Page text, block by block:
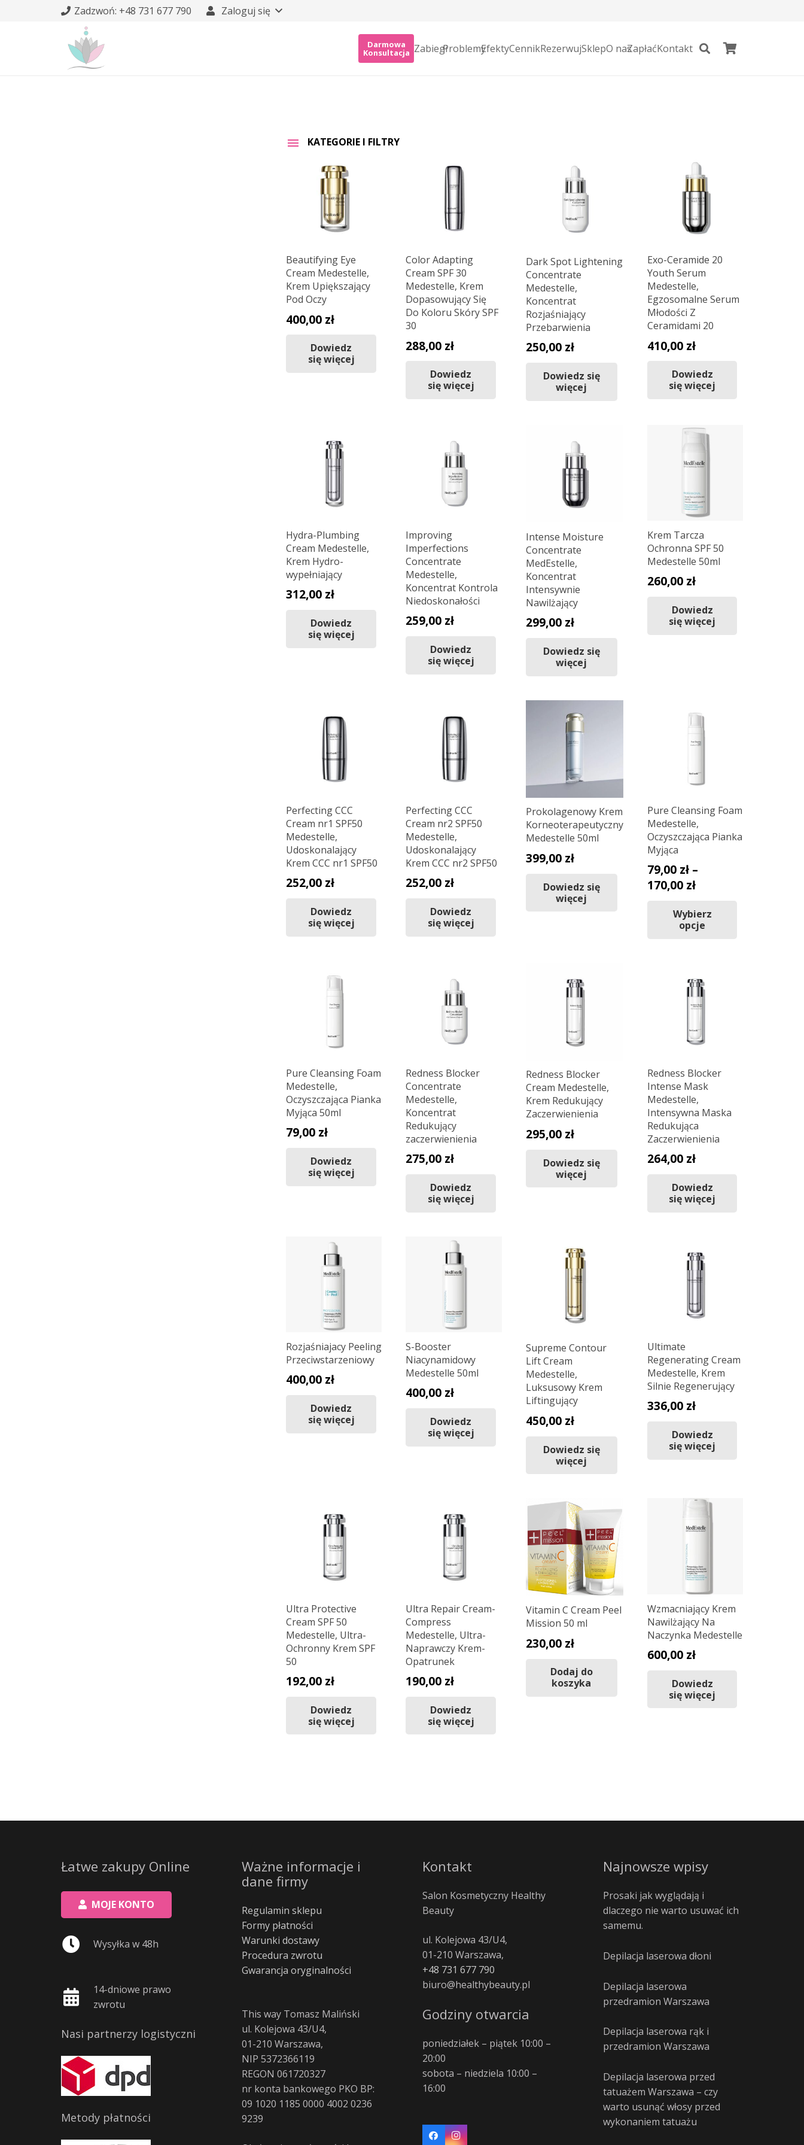
Zadzwoń: +48 731 677 790 Zaloguj się
Darmowa
Konsultacja ZabiegiProblemyEfektyCennikRezerwujSklepO nasZapłaćKontakt
KATEGORIE I FILTRY
Beautifying Eye
Cream Medestelle,
Krem Upiększający
Pod Oczy
400,00 zł
Dowiedz
się więcej
Color Adapting
Cream SPF 30
Medestelle, Krem
Dopasowujący Się
Do Koloru Skóry SPF
30
288,00 zł
Dowiedz
się więcej
Dark Spot Lightening
Concentrate
Medestelle,
Koncentrat
Rozjaśniający
Przebarwienia
250,00 zł
Dowiedz się
więcej
Exo-Ceramide 20
Youth Serum
Medestelle,
Egzosomalne Serum
Młodości Z
Ceramidami 20
410,00 zł
Dowiedz
się więcej
Hydra-Plumbing
Cream Medestelle,
Krem Hydro-
wypełniający
312,00 zł
Dowiedz
się więcej
Improving
Imperfections
Concentrate
Medestelle,
Koncentrat Kontrola
Niedoskonałości
259,00 zł
Dowiedz
się więcej
Intense Moisture
Concentrate
MedEstelle,
Koncentrat
Intensywnie
Nawilżający
299,00 zł
Dowiedz się
więcej
Krem Tarcza
Ochronna SPF 50
Medestelle 50ml
260,00 zł
Dowiedz
się więcej
Perfecting CCC
Cream nr1 SPF50
Medestelle,
Udoskonalający
Krem CCC nr1 SPF50
252,00 zł
Dowiedz
się więcej
Perfecting CCC
Cream nr2 SPF50
Medestelle,
Udoskonalający
Krem CCC nr2 SPF50
252,00 zł
Dowiedz
się więcej
Prokolagenowy Krem
Korneoterapeutyczny
Medestelle 50ml
399,00 zł
Dowiedz się
więcej
Pure Cleansing Foam
Medestelle,
Oczyszczająca Pianka
Myjąca
79,00 zł –
170,00 złZakres
od
79,00 zł
Wybierz
opcje
Pure Cleansing Foam
Medestelle,
Oczyszczająca Pianka
Myjąca 50ml
79,00 zł
Dowiedz
się więcej
Redness Blocker
Concentrate
Medestelle,
Koncentrat
Redukujący
zaczerwienienia
275,00 zł
Dowiedz
się więcej
Redness Blocker
Cream Medestelle,
Krem Redukujący
Zaczerwienienia
295,00 zł
Dowiedz się
więcej
Redness Blocker
Intense Mask
Medestelle,
Intensywna Maska
Redukująca
Zaczerwienienia
264,00 zł
Dowiedz
się więcej
Rozjaśniajacy Peeling
Przeciwstarzeniowy
400,00 zł
Dowiedz
się więcej
S-Booster
Niacynamidowy
Medestelle 50ml
400,00 zł
Dowiedz
się więcej
Supreme Contour
Lift Cream
Medestelle,
Luksusowy Krem
Liftingujący
450,00 zł
Dowiedz się
więcej
Ultimate
Regenerating Cream
Medestelle, Krem
Silnie Regenerujący
336,00 zł
Dowiedz
się więcej
Ultra Protective
Cream SPF 50
Medestelle, Ultra-
Ochronny Krem SPF
50
192,00 zł
Dowiedz
się więcej
Ultra Repair Cream-
Compress
Medestelle, Ultra-
Naprawczy Krem-
Opatrunek
190,00 zł
Dowiedz
się więcej
Vitamin C Cream Peel
Mission 50 ml
230,00 zł
Dodaj do
koszyka
Wzmacniający Krem
Nawilżający Na
Naczynka Medestelle
600,00 zł
Dowiedz
się więcej
Łatwe zakupy Online
MOJE KONTO
Wysyłka w 48h
14-dniowe prawo
zwrotu
Nasi partnerzy logistyczni
Metody płatności
Ważne informacje i
dane firmy
Regulamin sklepu
Formy płatności
Warunki dostawy
Procedura zwrotu
Gwarancja oryginalności
This way Tomasz Maliński
ul. Kolejowa 43/U4,
01-210 Warszawa,
NIP 5372366119
REGON 061720327
nr konta bankowego PKO BP:
09 1020 1185 0000 4002 0236
9239
Kontakt
Salon Kosmetyczny Healthy
Beauty
ul. Kolejowa 43/U4,
01-210 Warszawa,
+48 731 677 790
biuro@healthybeauty.pl
Godziny otwarcia
poniedziałek – piątek 10:00 –
20:00
sobota – niedziela 10:00 –
16:00
Najnowsze wpisy
Prosaki jak wyglądają i
dlaczego nie warto usuwać ich
samemu.
Depilacja laserowa dłoni
Depilacja laserowa
przedramion Warszawa
Depilacja laserowa rąk i
przedramion Warszawa
Depilacja laserowa przed
tatuażem Warszawa – czy
warto usunąć włosy przed
wykonaniem tatuażu